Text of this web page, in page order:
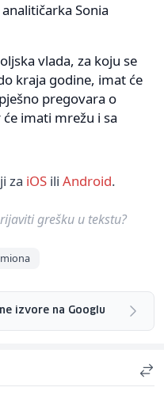
Sonia
vlada, za koju se
kraja godine, imat će
pregovara o
imati mrežu i sa
za iOS ili Android.
grešku u tekstu?
izvore na Googlu